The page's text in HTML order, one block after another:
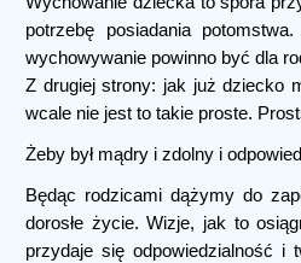
potrzebę posiadania
wychowywanie powinno być dla
Z drugiej strony: jak już dziecko
wcale nie jest to takie proste.
Żeby był mądry i zdolny i
Będąc rodzicami dążymy do
dorosłe życie. Wizje, jak to
przydaje się odpowiedzialność